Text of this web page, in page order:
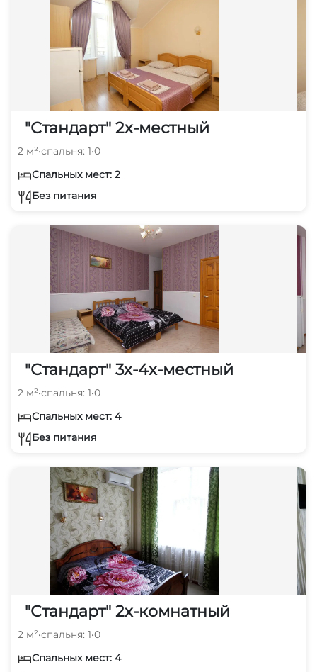
"Стандарт" 2х-местный
2 м²•спальня: 1•0
Спальных мест: 2
Без питания
"Стандарт" 3х-4х-местный
2 м²•спальня: 1•0
Спальных мест: 4
Без питания
"Стандарт" 2х-комнатный
2 м²•спальня: 1•0
Спальных мест: 4